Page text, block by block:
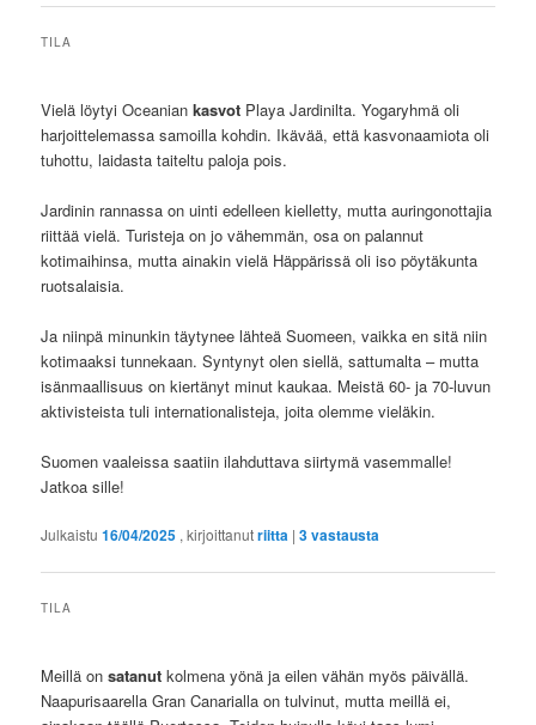
TILA
Vielä löytyi Oceaniankasvot Playa Jardinilta. Yogaryhmä oli
harjoittelemassa samoilla kohdin. Ikävää, että kasvonaamiota oli
tuhottu, laidasta taiteltu paloja pois.
Jardinin rannassa on uinti edelleen kielletty, mutta auringonottajia
riittää vielä. Turisteja on jo vähemmän, osa on palannut
kotimaihinsa, mutta ainakin vielä Häppärissä oli iso pöytäkunta
ruotsalaisia.
Ja niinpä minunkin täytynee lähteä Suomeen, vaikka en sitä niin
kotimaaksi tunnekaan. Syntynyt olen siellä, sattumalta – mutta
isänmaallisuus on kiertänyt minut kaukaa. Meistä 60- ja 70-luvun
aktivisteista tuli internationalisteja, joita olemme vieläkin.
Suomen vaaleissa saatiin ilahduttava siirtymä vasemmalle!
Jatkoa sille!
Julkaistu16/04/2025 , kirjoittanutriitta |3vastausta
TILA
Meillä onsatanut kolmena yönä ja eilen vähän myös päivällä.
Naapurisaarella Gran Canarialla on tulvinut, mutta meillä ei,